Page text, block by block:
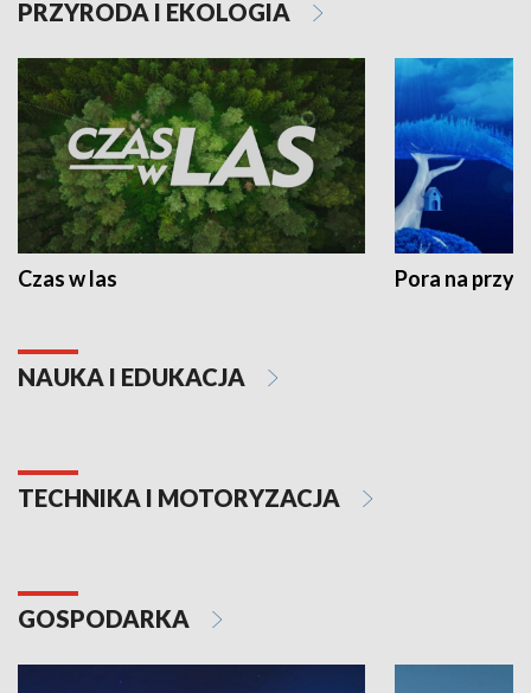
PRZYRODA I EKOLOGIA
Czas w las Pora na
NAUKA I EDUKACJA
TECHNIKA I MOTORYZACJA
GOSPODARKA